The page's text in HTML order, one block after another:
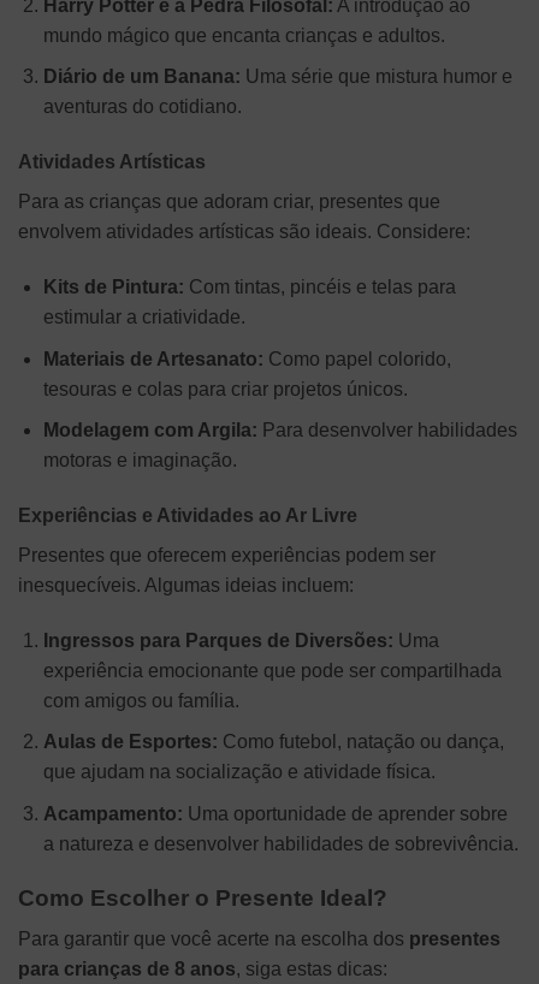
Harry Potter e a Pedra Filosofal: A introdução ao
mundo mágico que encanta crianças e adultos.
Diário de um Banana: Uma série que mistura humor e
aventuras do cotidiano.
Atividades Artísticas
Para as crianças que adoram criar, presentes que
envolvem atividades artísticas são ideais. Considere:
Kits de Pintura: Com tintas, pincéis e telas para
estimular a criatividade.
Materiais de Artesanato: Como papel colorido,
tesouras e colas para criar projetos únicos.
Modelagem com Argila: Para desenvolver habilidades
motoras e imaginação.
Experiências e Atividades ao Ar Livre
Presentes que oferecem experiências podem ser
inesquecíveis. Algumas ideias incluem:
Ingressos para Parques de Diversões: Uma
experiência emocionante que pode ser compartilhada
com amigos ou família.
Aulas de Esportes: Como futebol, natação ou dança,
que ajudam na socialização e atividade física.
Acampamento: Uma oportunidade de aprender sobre
a natureza e desenvolver habilidades de sobrevivência.
Como Escolher o Presente Ideal?
Para garantir que você acerte na escolha dos presentes
para crianças de 8 anos, siga estas dicas: